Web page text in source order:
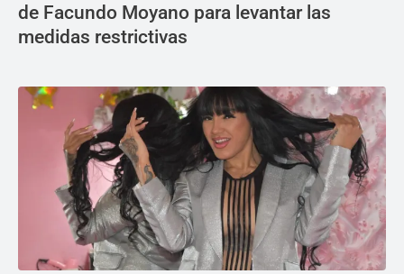
de Facundo Moyano para levantar las
medidas restrictivas